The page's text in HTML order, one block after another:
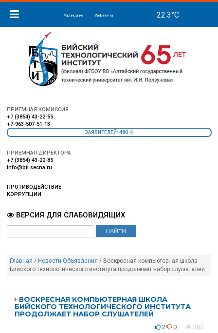
Расписание Web-почта
ПРИЕМНАЯ КОМИССИЯ
+7 (3854) 43-22-55
+7-963-507-51-13
ЗАЯВИТЕЛЕЙ: 480
ПРИЕМНАЯ ДИРЕКТОРА
+7 (3854) 43-22-85
info@bti.secna.ru
ПРОТИВОДЕЙСТВИЕ
КОРРУПЦИИ
ВЕРСИЯ ДЛЯ СЛАБОВИДЯЩИХ
Главная / Новости Объявления / Воскресная компьютерная школа
Бийского технологического института продолжает набор слушателей
ВОСКРЕСНАЯ КОМПЬЮТЕРНАЯ ШКОЛА
БИЙСКОГО ТЕХНОЛОГИЧЕСКОГО ИНСТИТУТА
ПРОДОЛЖАЕТ НАБОР СЛУШАТЕЛЕЙ
2 0 302